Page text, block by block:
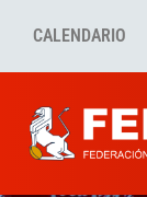
CALENDARIO